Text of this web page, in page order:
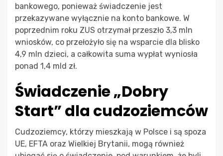
bankowego, ponieważ świadczenie jest
przekazywane wyłącznie na konto bankowe. W
poprzednim roku ZUS otrzymał przeszło 3,3 mln
wniosków, co przełożyło się na wsparcie dla blisko
4,9 mln dzieci, a całkowita suma wypłat wyniosła
ponad 1,4 mld zł.
Świadczenie „Dobry
Start” dla cudzoziemców
Cudzoziemcy, którzy mieszkają w Polsce i są spoza
UE, EFTA oraz Wielkiej Brytanii, mogą również